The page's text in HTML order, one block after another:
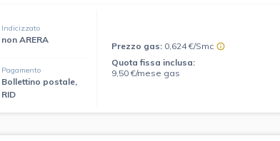
Indicizzato
non ARERA
Pagamento
Bollettino postale,
RID
Prezzo gas: 0,624 €/Smc
Quota fissa inclusa:
9,50 €/mese gas